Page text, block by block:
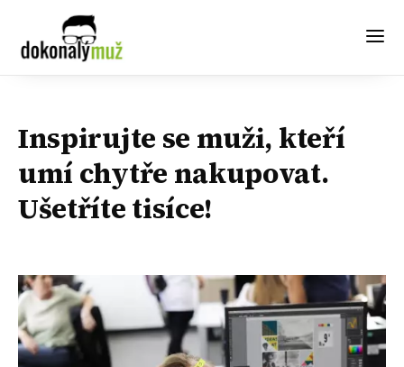
Inspirujte se muži, kteří
umí chytře nakupovat.
Ušetříte tisíce!